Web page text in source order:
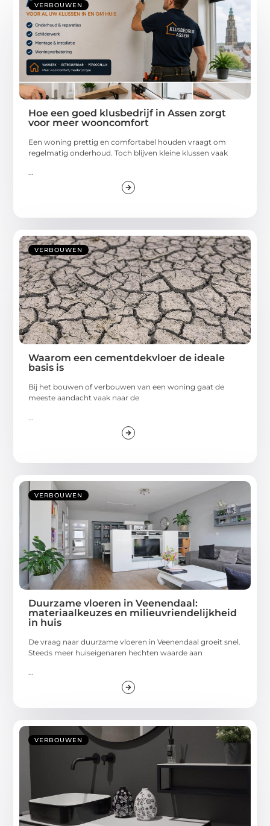
VERBOUWEN
Hoe een goed klusbedrijf in Assen zorgt
voor meer wooncomfort
Een woning prettig en comfortabel houden vraagt om
regelmatig onderhoud. Toch blijven kleine klussen vaak
...
VERBOUWEN
Waarom een cementdekvloer de ideale
basis is
Bij het bouwen of verbouwen van een woning gaat de
meeste aandacht vaak naar de
VERBOUWEN
Duurzame vloeren in Veenendaal:
materiaalkeuzes en milieuvriendelijkheid
in huis
De vraag naar duurzame vloeren in Veenendaal groeit snel.
Steeds meer huiseigenaren hechten waarde aan
...
VERBOUWEN